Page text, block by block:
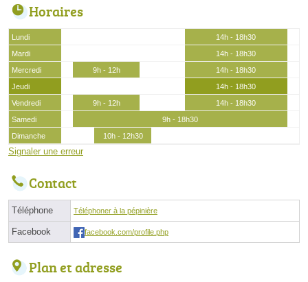
Horaires
Lundi
14h - 18h30
Mardi
14h - 18h30
Mercredi
9h - 12h
14h - 18h30
Jeudi
14h - 18h30
Vendredi
9h - 12h
14h - 18h30
Samedi
9h - 18h30
Dimanche
10h - 12h30
Signaler une erreur
Contact
Téléphone Téléphoner à la pépinière
Facebook facebook.com/profile.php
Plan et adresse